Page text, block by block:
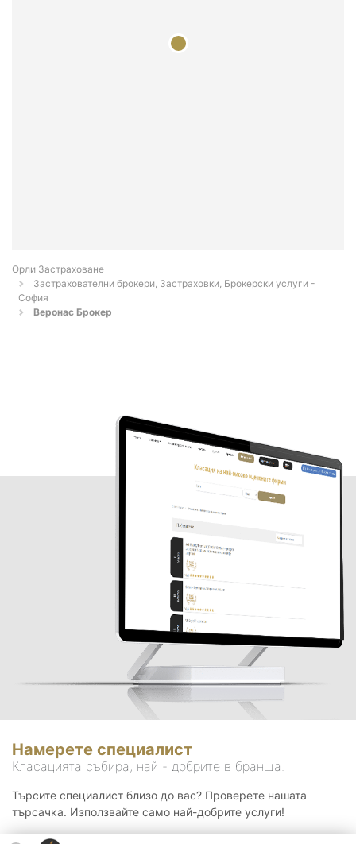
Орли Застраховане
Застрахователни брокери, Застраховки, Брокерски услуги -
София
Веронас Брокер
Намерете специалист
Класацията събира, най - добрите в бранша.
Търсите специалист близо до вас? Проверете нашата
търсачка. Използвайте само най-добрите услуги!